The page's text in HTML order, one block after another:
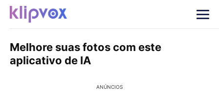
Melhore suas fotos com este
aplicativo de IA
ANÚNCIOS